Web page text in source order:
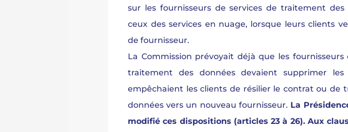
sur les fournisseurs de services de traitement des
ceux des services en nuage, lorsque leurs clients
de fournisseur.
La Commission prévoyait déjà que les fournisseurs
traitement des données devaient supprimer les
empêchaient les clients de résilier le contrat ou de
données vers un nouveau fournisseur. La
modifié ces dispositions (articles 23 à 26). Aux